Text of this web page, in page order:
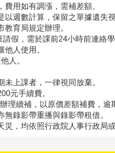
用如有調漲，需補差額。
以週數計算，保留之單據遺失
教育局規定辦理。
請假，需於課前24小時前連絡
人使用。
人。
上課者，一律視同放棄。
元手續費。
理續補，以原價差額補費，逾
錄影帶重播與錄影帶租借。
，均依照行政院人事行政局